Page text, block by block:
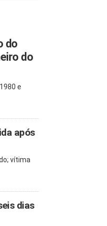
do
do
e
após
vítima
dias